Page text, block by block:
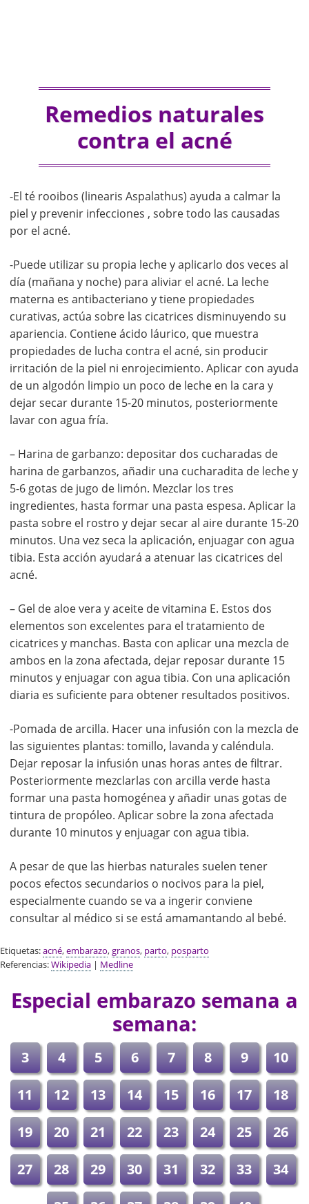
Remedios naturales
contra el acné
-El té rooibos (linearis Aspalathus) ayuda a calmar la
piel y prevenir infecciones , sobre todo las causadas
por el acné.
-Puede utilizar su propia leche y aplicarlo dos veces al
día (mañana y noche) para aliviar el acné. La leche
materna es antibacteriano y tiene propiedades
curativas, actúa sobre las cicatrices disminuyendo su
apariencia. Contiene ácido láurico, que muestra
propiedades de lucha contra el acné, sin producir
irritación de la piel ni enrojecimiento. Aplicar con ayuda
de un algodón limpio un poco de leche en la cara y
dejar secar durante 15-20 minutos, posteriormente
lavar con agua fría.
– Harina de garbanzo: depositar dos cucharadas de
harina de garbanzos, añadir una cucharadita de leche y
5-6 gotas de jugo de limón. Mezclar los tres
ingredientes, hasta formar una pasta espesa. Aplicar la
pasta sobre el rostro y dejar secar al aire durante 15-20
minutos. Una vez seca la aplicación, enjuagar con agua
tibia. Esta acción ayudará a atenuar las cicatrices del
acné.
– Gel de aloe vera y aceite de vitamina E. Estos dos
elementos son excelentes para el tratamiento de
cicatrices y manchas. Basta con aplicar una mezcla de
ambos en la zona afectada, dejar reposar durante 15
minutos y enjuagar con agua tibia. Con una aplicación
diaria es suficiente para obtener resultados positivos.
-Pomada de arcilla. Hacer una infusión con la mezcla de
las siguientes plantas: tomillo, lavanda y caléndula.
Dejar reposar la infusión unas horas antes de filtrar.
Posteriormente mezclarlas con arcilla verde hasta
formar una pasta homogénea y añadir unas gotas de
tintura de propóleo. Aplicar sobre la zona afectada
durante 10 minutos y enjuagar con agua tibia.
A pesar de que las hierbas naturales suelen tener
pocos efectos secundarios o nocivos para la piel,
especialmente cuando se va a ingerir conviene
consultar al médico si se está amamantando al bebé.
Etiquetas:acné,embarazo,granos, parto, posparto
Referencias:Wikipedia | Medline
Especial embarazo semana a
semana:
3 4 5 6 7 8 9
10
11
12 13 14 15 16 17
18
19
20 21 22 23 24 25
26
27
28 29 30 31 32 33
34